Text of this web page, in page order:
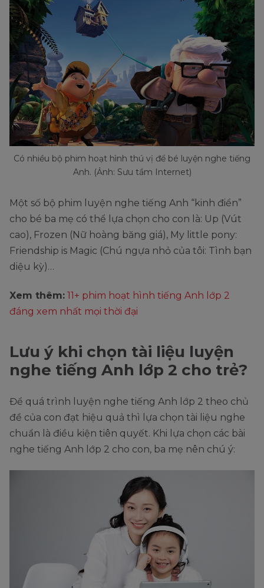
Có nhiều bộ phim hoạt hình thú vị để bé luyện nghe tiếng
Anh. (Ảnh: Sưu tầm Internet)
Một số bộ phim luyện nghe tiếng Anh “kinh điển”
cho bé ba mẹ có thể lựa chọn cho con là: Up (Vút
cao), Frozen (Nữ hoàng băng giá), My little pony:
Friendship is Magic (Chú ngựa nhỏ của tôi: Tình bạn
diệu kỳ)…
Xem thêm: 11+ phim hoạt hình tiếng Anh lớp 2
đáng xem nhất mọi thời đại
Lưu ý khi chọn tài liệu luyện
nghe tiếng Anh lớp 2 cho trẻ?
Để quá trình luyện nghe tiếng Anh lớp 2 theo chủ
đề của con đạt hiệu quả thì lựa chọn tài liệu nghe
chuẩn là điều kiện tiên quyết. Khi lựa chọn các bài
nghe tiếng Anh lớp 2 cho con, ba mẹ nên chú ý: